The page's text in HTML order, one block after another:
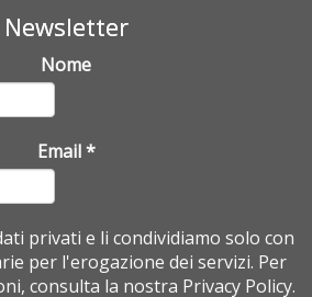
Newsletter
Nome
Email*
privati e li condividiamo solo con
per l'erogazione dei servizi. Per
consulta la nostra Privacy Policy.